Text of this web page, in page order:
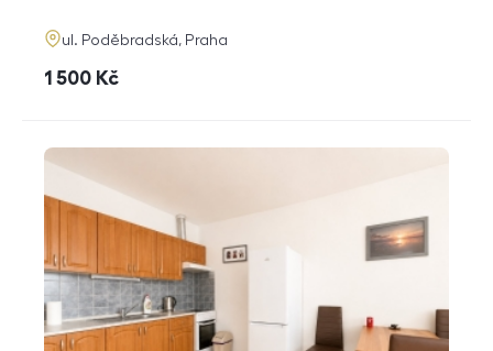
adresa
ul. Poděbradská, Praha
cena
1 500 Kč